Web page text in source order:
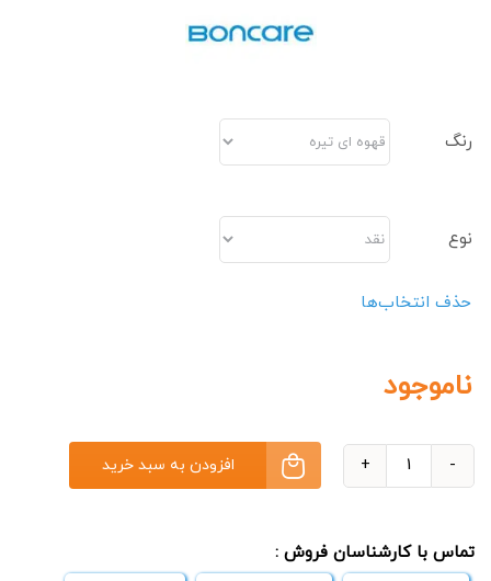
رنگ
نوع
حذف انتخاب‌ها
ناموجود
بن
افزودن به سبد خرید
تماس با کارشناسان فروش :